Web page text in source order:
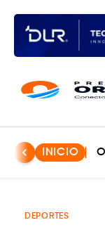
INICIO
DEPORTES